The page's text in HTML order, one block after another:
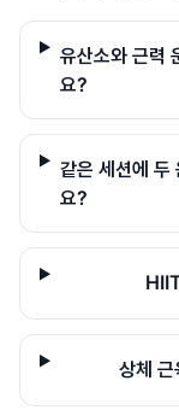
유산소와 근력
요?
같은 세션에 두
요?
상체